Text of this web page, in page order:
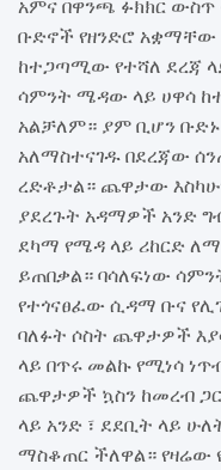
አምና በዋንጫ ፉክክር
ቡድኖች የዘንድሮ አቋማቸው
ከተጋጣሚው የተሻለ ደረጃ
ሳምንት ሜዳው ላይ ሀዋሳ
አልቻለም። ያም ቢሆን
አለማስተናገዱ በደረጃው
ረድቶታል። ጨዋታው
ያደረጉት አዳማዎች አንድ
ደካማ የሜዳ ላይ ሪከርድ
ይጠበቃል። ባሳለፍነው
የተጎናፀፈው ሲዳማ ቡና
ባለፉት ሶስት ጨዋታዎች
ላይ በጥሩ መልኩ የሚነሳ
ጨዋታዎች ኳስን ከመረብ
ላይ አንድ ፣ ደደቢት ላይ
ማስቆጠር ችለዋል። የዛሬው